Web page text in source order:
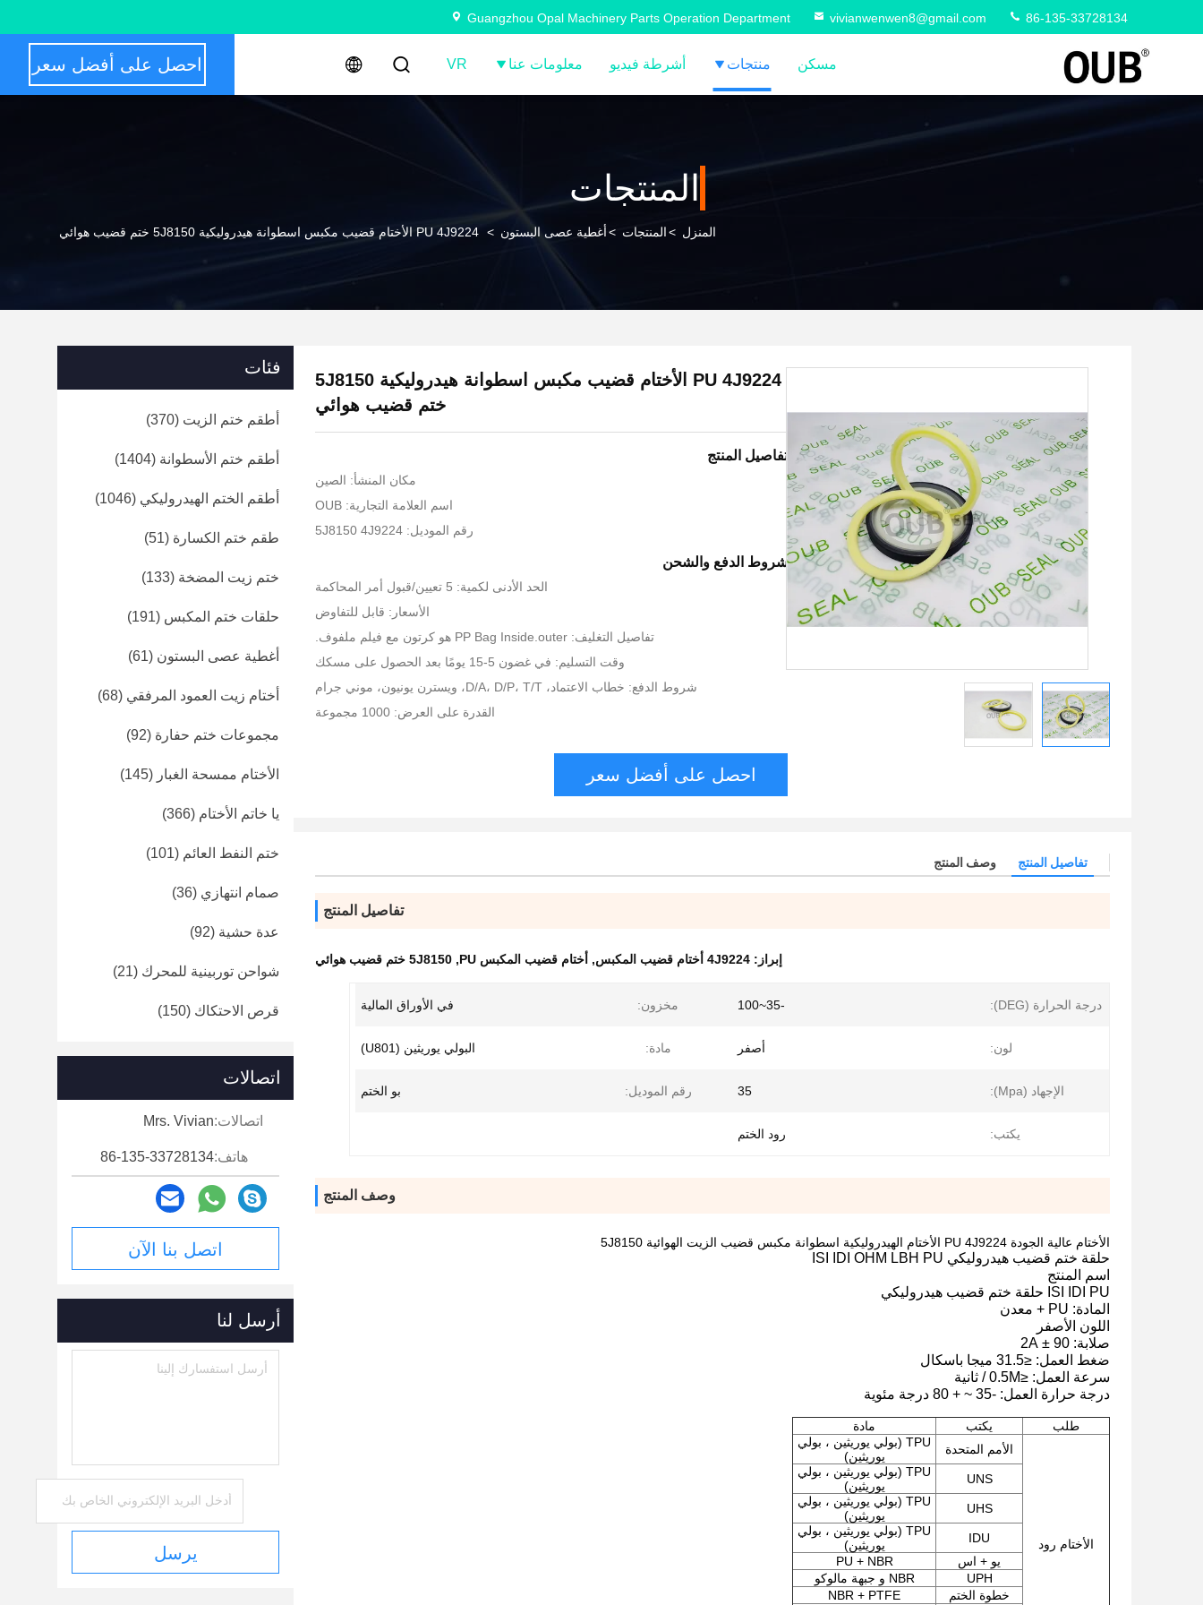
Guangzhou Opal Machinery Parts Operation Department vivianwenwen8@gmail.com 86-135-33728134
مسكن منتجات أشرطة فيديو معلومات عنا VR احصل على أفضل سعر
المنتجات
المنزل >المنتجات >أغطية عصى البستون > PU 4J9224 الأختام قضيب مكبس اسطوانة هيدروليكية 5J8150 ختم قضيب هوائي
PU 4J9224 الأختام قضيب مكبس اسطوانة هيدروليكية 5J8150
ختم قضيب هوائي
تفاصيل المنتج
مكان المنشأ: الصين
اسم العلامة التجارية: OUB
رقم الموديل: 5J8150 4J9224
شروط الدفع والشحن
الحد الأدنى لكمية: 5 تعيين/قبول أمر المحاكمة
الأسعار: قابل للتفاوض
تفاصيل التغليف: PP Bag Inside.outer هو كرتون مع فيلم ملفوف.
وقت التسليم: في غضون 5-15 يومًا بعد الحصول على مسكك
شروط الدفع: خطاب الاعتماد، D/A، D/P، T/T، ويسترن يونيون، موني جرام
القدرة على العرض: 1000 مجموعة
احصل على أفضل سعر
تفاصيل المنتج وصف المنتج
تفاصيل المنتج
إبراز: 4J9224 أختام قضيب المكبس , أختام قضيب المكبس PU , 5J8150 ختم قضيب هوائي
درجة الحرارة (DEG): -35~100 مخزون: في الأوراق المالية
لون: أصفر مادة: البولي يوريثين (U801)
الإجهاد (Mpa): 35 رقم الموديل: بو الختم
يكتب: رود الختم
وصف المنتج
الأختام عالية الجودة PU 4J9224 الأختام الهيدروليكية اسطوانة مكبس قضيب الزيت الهوائية 5J8150
حلقة ختم قضيب هيدروليكي ISI IDI OHM LBH PU
اسم المنتج
ISI IDI PU حلقة ختم قضيب هيدروليكي
المادة: PU + معدن
اللون الأصفر
صلابة: 90 ± 2A
ضغط العمل: ≤31.5 ميجا باسكال
سرعة العمل: ≤0.5M / ثانية
درجة حرارة العمل: -35 ~ + 80 درجة مئوية
طلب يكتب مادة
الأختام رود
الأمم المتحدة
TPU (بولي يوريثين ، بولي
يوريثين)
UNS
TPU (بولي يوريثين ، بولي
يوريثين)
UHS
TPU (بولي يوريثين ، بولي
يوريثين)
IDU
TPU (بولي يوريثين ، بولي
يوريثين)
يو + اس
PU + NBR
UPH
NBR و جبهة مالوكو
خطوة الختم
NBR + PTFE
فئات
أطقم ختم الزيت (370)
أطقم ختم الأسطوانة (1404)
أطقم الختم الهيدروليكي (1046)
طقم ختم الكسارة (51)
ختم زيت المضخة (133)
حلقات ختم المكبس (191)
أغطية عصى البستون (61)
أختام زيت العمود المرفقي (68)
مجموعات ختم حفارة (92)
الأختام ممسحة الغبار (145)
يا خاتم الأختام (366)
ختم النفط العائم (101)
صمام انتهازي (36)
عدة حشية (92)
شواحن توربينية للمحرك (21)
قرص الاحتكاك (150)
اتصالات
اتصالات:Mrs. Vivian
هاتف:86-135-33728134
اتصل بنا الآن
أرسل لنا
يرسل